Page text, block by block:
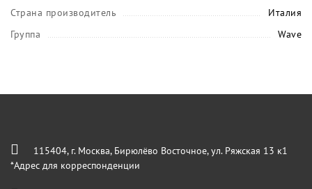
Страна производитель
Италия
Группа
Wave
115404, г. Москва, Бирюлёво Восточное, ул. Ряжская 13 к1
*Адрес для корреспонденции